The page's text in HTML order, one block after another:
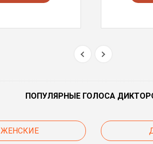
ПОПУЛЯРНЫЕ ГОЛОСА
ЖЕНСКИЕ